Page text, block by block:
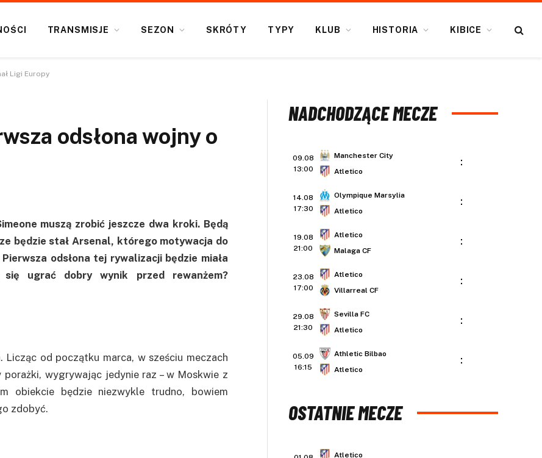
TRANSMISJE SEZON SKRÓTY TYPY KLUB HISTORIA KIBICE
Ligi Europy
odsłona wojny o
muszą zrobić jeszcze dwa kroki. Będą
będzie stał Arsenal, którego motywacja do
odsłona tej rywalizacji będzie miała
ugrać dobry wynik przed rewanżem?
od początku marca, w sześciu meczach
wygrywając jedynie raz – w Moskwie z
obiekcie będzie niezwykle trudno, bowiem
zdobyć.
NADCHODZĄCE MECZE
09.08
13:00
Manchester City
Atletico
:
14.08
17:30
Olympique Marsylia
Atletico
:
19.08
21:00
Atletico
Malaga CF
:
23.08
17:00
Atletico
Villarreal CF
:
29.08
21:30
Sevilla FC
Atletico
:
05.09
16:15
Athletic Bilbao
Atletico
:
OSTATNIE MECZE
Atletico